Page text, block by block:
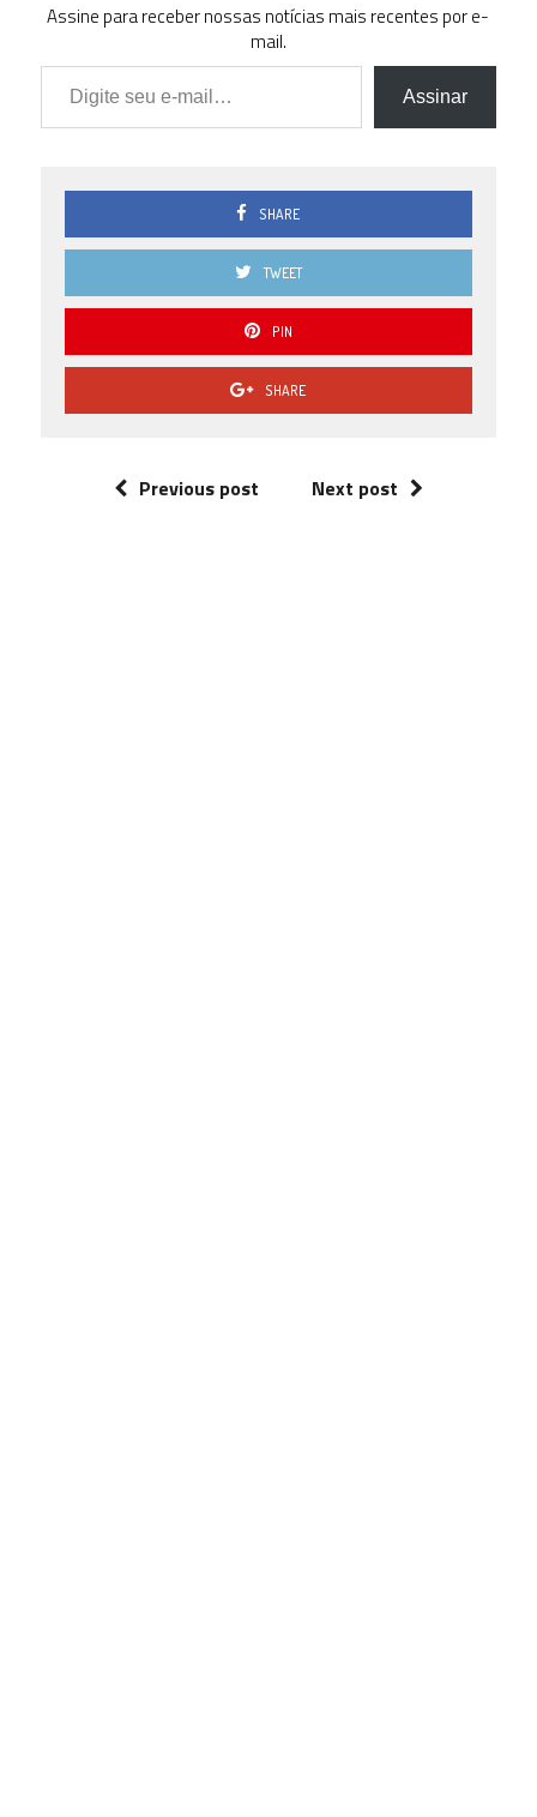
Assine para receber nossas notícias mais recentes por e-
mail.
Digite seu e-mail…
Assinar
SHARE
TWEET
PIN
SHARE
Previous post Next post